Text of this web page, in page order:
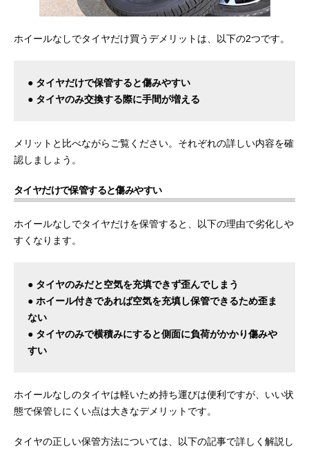
ホイールなしでタイヤだけ買うデメリットは、以下の2つです。
● タイヤだけで保管すると傷みやすい
● タイヤのみ交換する際に手間が増える
メリットと比べながらご覧ください。それぞれの詳しい内容を確
認しましょう。
タイヤだけで保管すると傷みやすい
ホイールなしでタイヤだけを保管すると、以下の理由で劣化しや
すくなります。
● タイヤのみだと空気を充填できず歪んでしまう
● ホイール付きであれば空気を充填し保管できるため歪ま
ない
● タイヤのみで横積みにすると側面に負荷がかかり傷みや
すい
ホイールなしのタイヤは軽いため持ち運びは便利ですが、いい状
態で保管しにくい点は大きなデメリットです。
タイヤの正しい保管方法については、以下の記事で詳しく解説し